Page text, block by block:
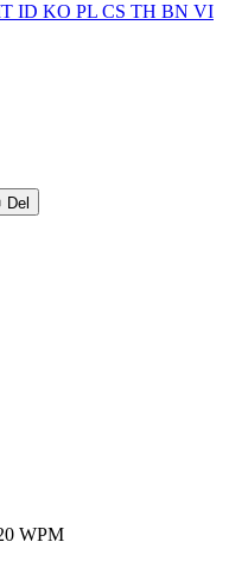
ID KO PL CS TH BN VI
Del
WPM